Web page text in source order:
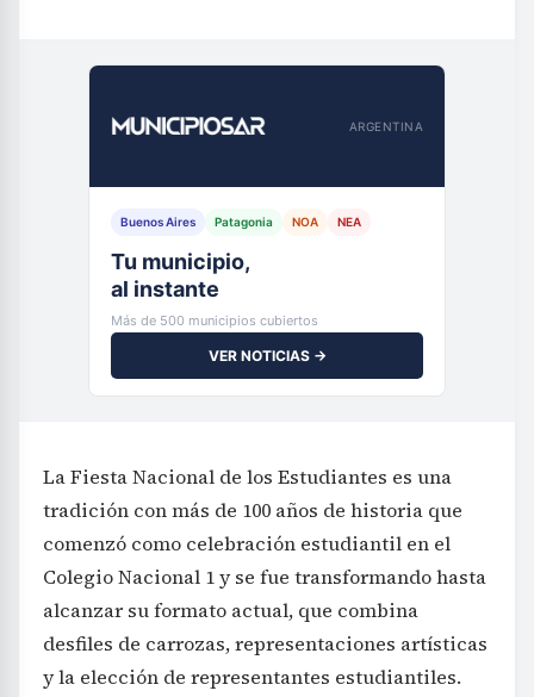
ARGENTINA
Buenos Aires Patagonia NOA NEA
Tu municipio,
al instante
Más de 500 municipios cubiertos
VER NOTICIAS →
La Fiesta Nacional de los Estudiantes es una
tradición con más de 100 años de historia que
comenzó como celebración estudiantil en el
Colegio Nacional 1 y se fue transformando hasta
alcanzar su formato actual, que combina
desfiles de carrozas, representaciones artísticas
y la elección de representantes estudiantiles.